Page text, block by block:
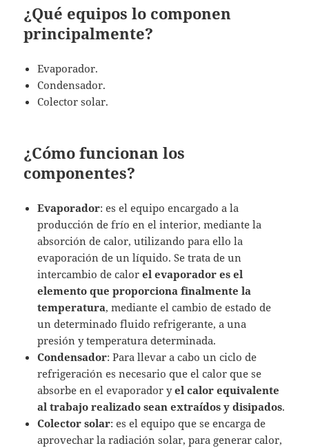
¿Qué equipos lo componen
principalmente?
Evaporador.
Condensador.
Colector solar.
¿Cómo funcionan los
componentes?
Evaporador: es el equipo encargado a la
producción de frío en el interior, mediante la
absorción de calor, utilizando para ello la
evaporación de un líquido. Se trata de un
intercambio de calorel evaporador es el
elemento que proporciona finalmente la
temperatura, mediante el cambio de estado de
un determinado fluido refrigerante, a una
presión y temperatura determinada.
Condensador: Para llevar a cabo un ciclo de
refrigeración es necesario que el calor que se
absorbe en el evaporador yel calor equivalente
al trabajo realizado sean extraídos y disipados.
Colector solar: es el equipo que se encarga de
aprovechar la radiación solar, para generar calor,